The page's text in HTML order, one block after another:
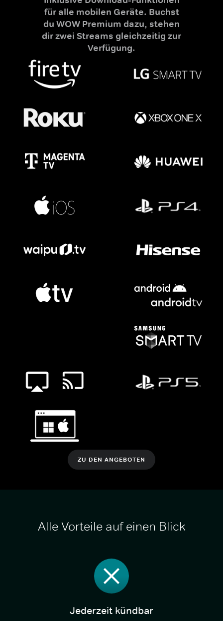
für alle mobilen Geräte. Buchst
du WOW Premium dazu, stehen
dir zwei Streams gleichzeitig zur
Verfügung.
ZU DEN ANGEBOTEN
Alle Vorteile auf einen Blick
Jederzeit kündbar